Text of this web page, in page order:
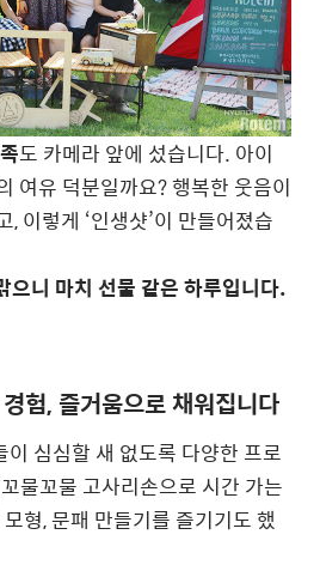
도 카메라 앞에 섰습니다. 아이
여유 덕분일까요? 행복한 웃음이
이렇게 ‘인생샷’이 만들어졌습
으니 마치 선물 같은 하루입니다.
험, 즐거움으로 채워집니다
심심할 새 없도록 다양한 프로
물꼬물 고사리손으로 시간 가는
형, 문패 만들기를 즐기기도 했